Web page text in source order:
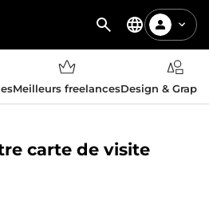
Meilleurs freelancesDesign &
carte de visite